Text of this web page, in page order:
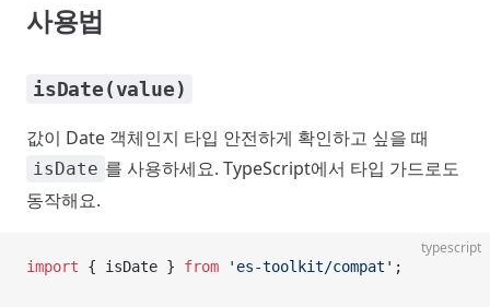
사용법
isDate(value)
값이 Date 객체인지 타입 안전하게 확인하고 싶을 때
isDate 를 사용하세요. TypeScript에서 타입 가드로도
동작해요.
typescript
import { isDate } from 'es-toolkit/compat' ;